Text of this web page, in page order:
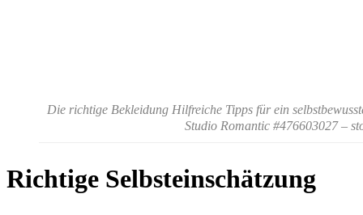
Die richtige Bekleidung Hilfreiche Tipps für ein
Studio Romantic #476603027 –
Richtige Selbsteinschätzung